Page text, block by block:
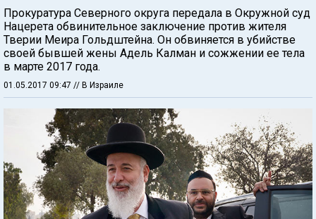
Прокуратура Северного округа передала в Окружной суд
Нацерета обвинительное заключение против жителя
Тверии Меира Гольдштейна. Он обвиняется в убийстве
своей бывшей жены Адель Калман и сожжении ее тела
в марте 2017 года.
01.05.2017 09:47 // В Израиле